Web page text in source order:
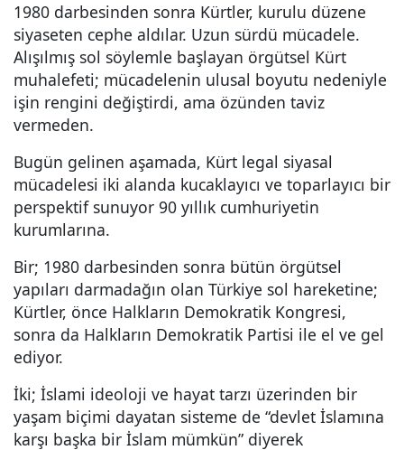
1980 darbesinden sonra Kürtler, kurulu düzene
siyaseten cephe aldılar. Uzun sürdü mücadele.
Alışılmış sol söylemle başlayan örgütsel Kürt
muhalefeti; mücadelenin ulusal boyutu nedeniyle
işin rengini değiştirdi, ama özünden taviz
vermeden.
Bugün gelinen aşamada, Kürt legal siyasal
mücadelesi iki alanda kucaklayıcı ve toparlayıcı bir
perspektif sunuyor 90 yıllık cumhuriyetin
kurumlarına.
Bir; 1980 darbesinden sonra bütün örgütsel
yapıları darmadağın olan Türkiye sol hareketine;
Kürtler, önce Halkların Demokratik Kongresi,
sonra da Halkların Demokratik Partisi ile el ve gel
ediyor.
İki; İslami ideoloji ve hayat tarzı üzerinden bir
yaşam biçimi dayatan sisteme de “devlet İslamına
karşı başka bir İslam mümkün” diyerek